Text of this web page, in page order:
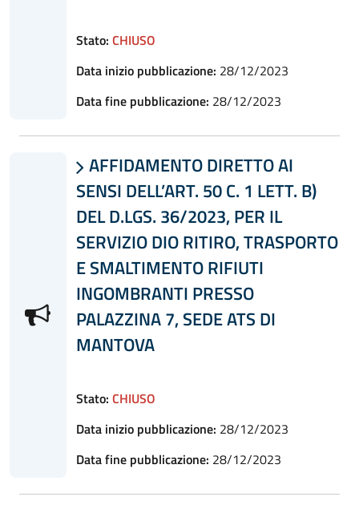
Stato: CHIUSO
Data inizio pubblicazione: 28/12/2023
Data fine pubblicazione: 28/12/2023
 AFFIDAMENTO DIRETTO AI
SENSI DELL’ART. 50 C. 1 LETT. B)
DEL D.LGS. 36/2023, PER IL
SERVIZIO DIO RITIRO, TRASPORTO
E SMALTIMENTO RIFIUTI
INGOMBRANTI PRESSO
PALAZZINA 7, SEDE ATS DI
MANTOVA
Stato: CHIUSO
Data inizio pubblicazione: 28/12/2023
Data fine pubblicazione: 28/12/2023